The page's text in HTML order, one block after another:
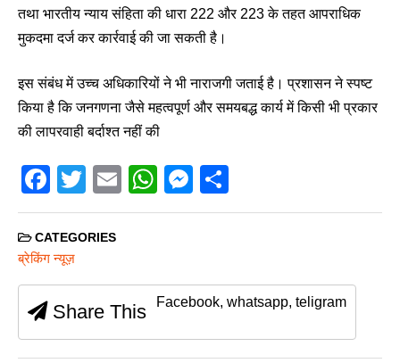
तथा भारतीय न्याय संहिता की धारा 222 और 223 के तहत आपराधिक
मुकदमा दर्ज कर कार्रवाई की जा सकती है।
इस संबंध में उच्च अधिकारियों ने भी नाराजगी जताई है। प्रशासन ने स्पष्ट
किया है कि जनगणना जैसे महत्वपूर्ण और समयबद्ध कार्य में किसी भी प्रकार
की लापरवाही बर्दाश्त नहीं की
F
a
c
e
b
o
o
T
wi
tt
E
m
W
h
A
p
M
e
n
er
h
CATEGORIES
ब्रेकिंग न्यूज़
Share This Facebook, whatsapp, teligram